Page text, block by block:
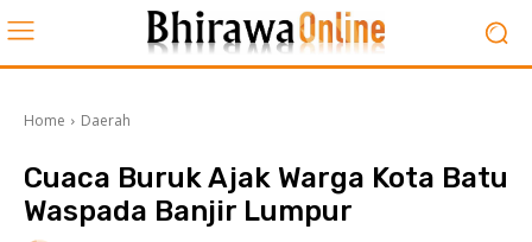
Home Daerah
Cuaca Buruk Ajak Warga Kota Batu
Waspada Banjir Lumpur